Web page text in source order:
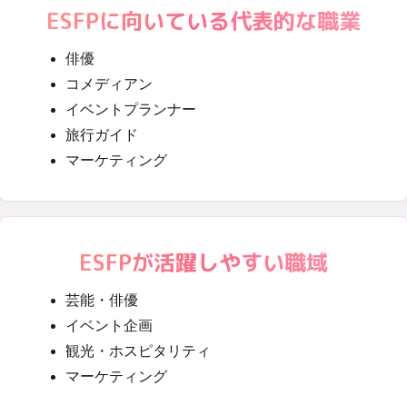
ESFPに向いている代表的な職業
俳優
コメディアン
イベントプランナー
旅行ガイド
マーケティング
ESFPが活躍しやすい職域
芸能・俳優
イベント企画
観光・ホスピタリティ
マーケティング